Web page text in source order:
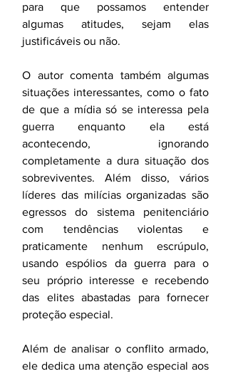
para que possamos entender
algumas atitudes, sejam elas
justificáveis ou não.
O autor comenta também algumas
situações interessantes, como o fato
de que a mídia só se interessa pela
guerra enquanto ela está
acontecendo, ignorando
completamente a dura situação dos
sobreviventes. Além disso, vários
líderes das milícias organizadas são
egressos do sistema penitenciário
com tendências violentas e
praticamente nenhum escrúpulo,
usando espólios da guerra para o
seu próprio interesse e recebendo
das elites abastadas para fornecer
proteção especial.
Além de analisar o conflito armado,
ele dedica uma atenção especial aos